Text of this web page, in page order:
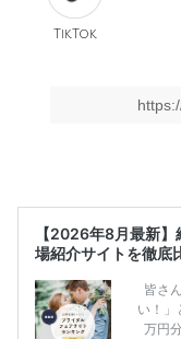
TikTok
【2026年8月最新
場紹介サイトを徹底
皆さ
い！」
万円